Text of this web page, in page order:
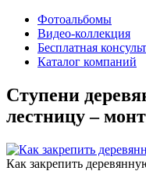
Фотоальбомы
Видео-коллекция
Бесплатная
Каталог компаний
Ступени
лестницу –
Как закрепить